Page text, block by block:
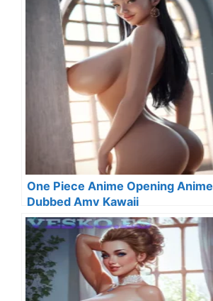
One Piece Anime Opening Anime
Dubbed Amv Kawaii